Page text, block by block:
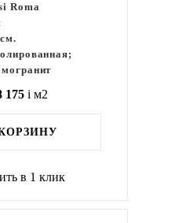
Roma
175 i м2
в 1 клик